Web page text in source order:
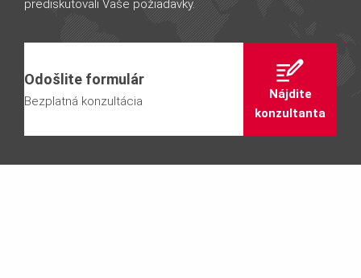
prediskutovali Vaše požiadavky.
Odošlite formulár
Bezplatná konzultácia
Nájdite
konzultanta